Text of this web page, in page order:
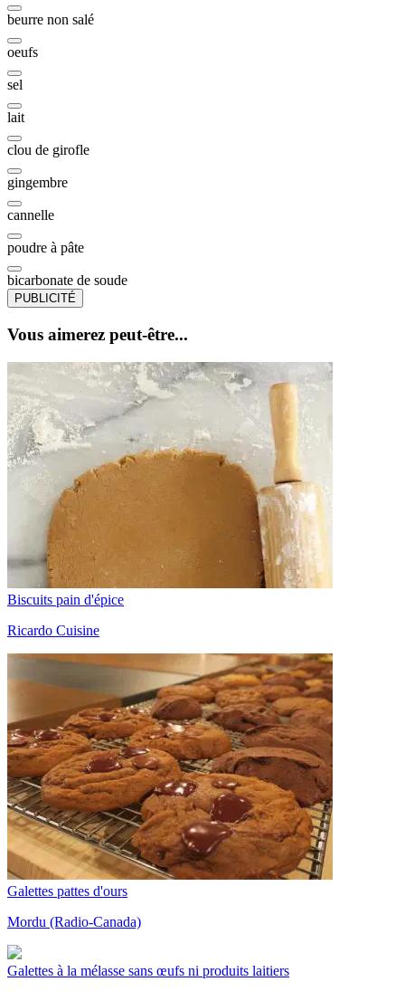
beurre non salé
oeufs
sel
lait
clou de girofle
gingembre
cannelle
poudre à pâte
bicarbonate de soude
PUBLICITÉ
Vous aimerez peut-être...
Biscuits pain d'épice
Ricardo Cuisine
Galettes pattes d'ours
Mordu (Radio-Canada)
Galettes à la mélasse sans œufs ni produits laitiers